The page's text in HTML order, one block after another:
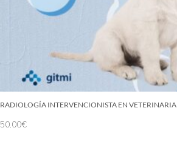
RADIOLOGÍA INTERVENCIONISTA EN VETERINARIA
50.00€